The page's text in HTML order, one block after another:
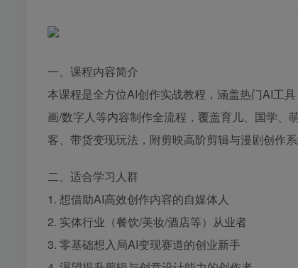
一、课程内容简介
本课程是全方位AI创作实战教程，涵盖热门AI工
画/数字人等内容制作全流程，覆盖育儿、国学、
客、带货变现玩法，附剪映高阶剪辑与漫剧创作
二、适合学习人群
1. 想借助AI高效创作内容的自媒体人
2. 实体行业（餐饮/美妆/酒店等）从业者
3. 零基础想入局AI变现赛道的创业新手